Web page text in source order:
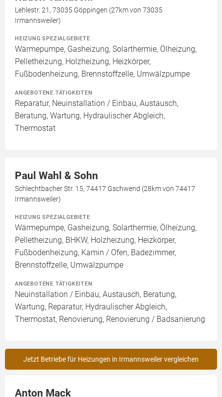
Lehlestr. 21, 73035 Göppingen (27km von 73035
Irmannsweiler)
HEIZUNG SPEZIALGEBIETE
Wärmepumpe, Gasheizung, Solarthermie, Ölheizung,
Pelletheizung, Holzheizung, Heizkörper,
Fußbodenheizung, Brennstoffzelle, Umwälzpumpe
ANGEBOTENE TÄTIGKEITEN
Reparatur, Neuinstallation / Einbau, Austausch,
Beratung, Wartung, Hydraulischer Abgleich,
Thermostat
Paul Wahl & Sohn
Schlechtbacher Str. 15, 74417 Gschwend (28km von 74417
Irmannsweiler)
HEIZUNG SPEZIALGEBIETE
Wärmepumpe, Gasheizung, Solarthermie, Ölheizung,
Pelletheizung, BHKW, Holzheizung, Heizkörper,
Fußbodenheizung, Kamin / Ofen, Badezimmer,
Brennstoffzelle, Umwälzpumpe
ANGEBOTENE TÄTIGKEITEN
Neuinstallation / Einbau, Austausch, Beratung,
Wartung, Reparatur, Hydraulischer Abgleich,
Thermostat, Renovierung, Renovierung / Badsanierung
Jetzt Betriebe für Heizungen in Irmannsweiler vergleichen
Anton Mack